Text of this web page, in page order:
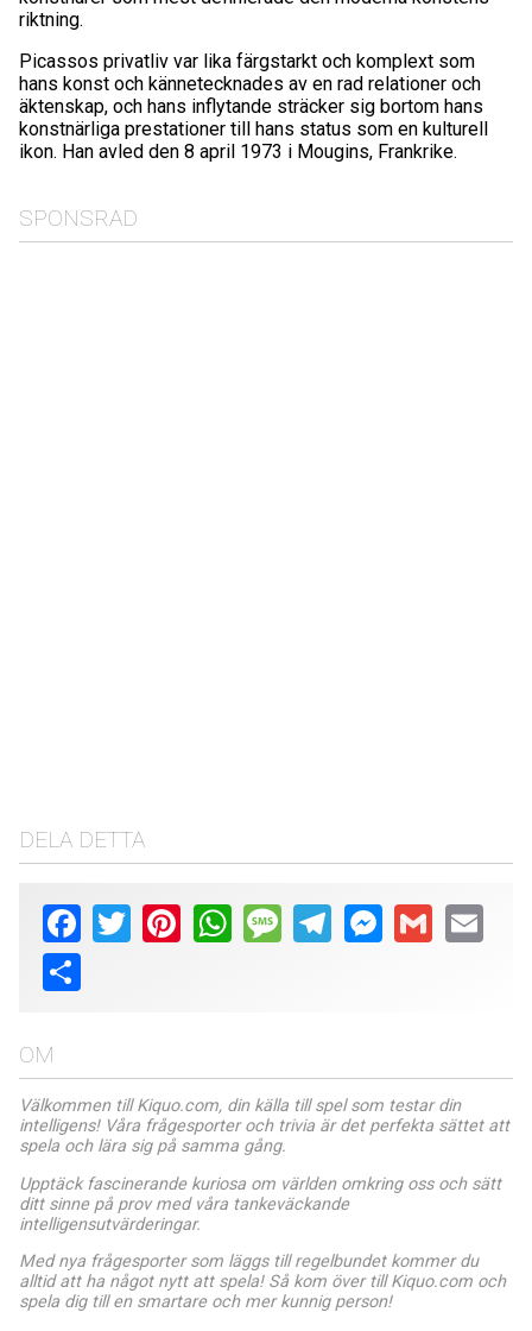
riktning.
Picassos privatliv var lika färgstarkt och komplext som
hans konst och kännetecknades av en rad relationer och
äktenskap, och hans inflytande sträcker sig bortom hans
konstnärliga prestationer till hans status som en kulturell
ikon. Han avled den 8 april 1973 i Mougins, Frankrike.
SPONSRAD
DELA DETTA
Facebook
Twitter PinterestWhatsAppMessageTelegramMessenger
Gmail Email
Share
OM
Välkommen till Kiquo.com, din källa till spel som testar din
intelligens! Våra frågesporter och trivia är det perfekta sättet att
spela och lära sig på samma gång.
Upptäck fascinerande kuriosa om världen omkring oss och sätt
ditt sinne på prov med våra tankeväckande
intelligensutvärderingar.
Med nya frågesporter som läggs till regelbundet kommer du
alltid att ha något nytt att spela! Så kom över till Kiquo.com och
spela dig till en smartare och mer kunnig person!